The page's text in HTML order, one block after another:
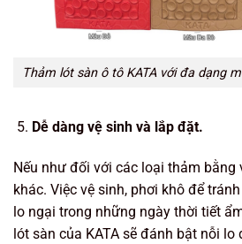
Thảm lót sàn ô tô KATA với đa dạng
Dễ dàng vệ sinh và lắp đặt.
Nếu như đối với các loại thảm bằng
khác. Việc vệ sinh, phơi khô để
lo ngại trong những ngày thời tiết
lót sàn của KATA sẽ đánh bật nỗi